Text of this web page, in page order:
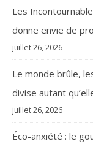
Les
donne envie de
juillet 26, 2026
Le monde brûle,
divise autant
juillet 26, 2026
Éco-anxiété : le